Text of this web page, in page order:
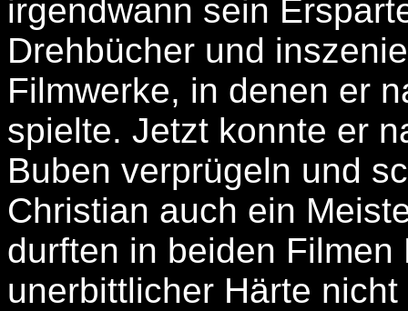
irgendwann sein
Drehbücher und
Filmwerke, in denen er
spielte. Jetzt konnte er
Buben verprügeln und
Christian auch ein
durften in beiden
unerbittlicher Härte